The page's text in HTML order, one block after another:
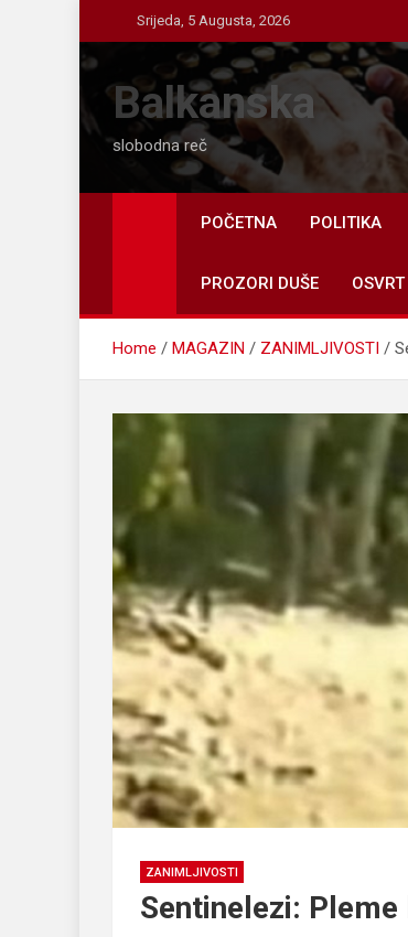
to
content
Srijeda, 5 Augusta, 2026
Balkanska
slobodna reč
POČETNA POLITIKA
PROZORI DUŠE OSVRT
Home MAGAZIN ZANIMLJIVOSTI
ZANIMLJIVOSTI
Sentinelezi: